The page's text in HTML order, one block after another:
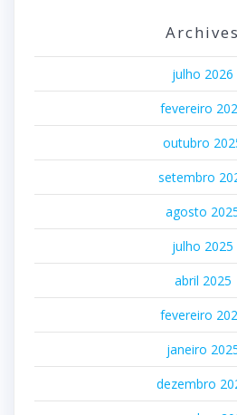
Archives
julho 2026
fevereiro
outubro
setembro
agosto
julho 2025
abril 2025
fevereiro
janeiro
dezembro